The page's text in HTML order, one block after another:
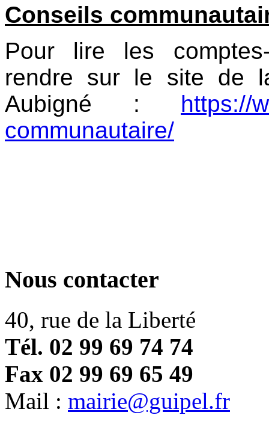
Conseils
Pour lire les
rendre sur le site de
Aubigné : https://
communautaire/
Nous contacter
40, rue de la Liberté
Tél. 02 99 69 74 74
Fax 02 99 69 65 49
Mail : mairie@guipel.fr